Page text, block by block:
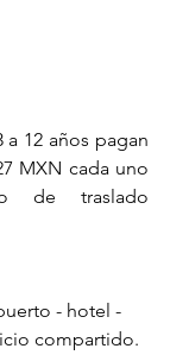
12 años pagan
MXN cada uno
de traslado
- hotel -
compartido.